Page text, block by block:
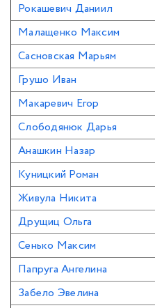
Рокашевич Даниил
Малащенко Максим
Сасновская Марьям
Грушо Иван
Макаревич Егор
Слободянюк Дарья
Анашкин Назар
Куницкий Роман
Живула Никита
Друщиц Ольга
Сенько Максим
Папруга Ангелина
Забело Эвелина